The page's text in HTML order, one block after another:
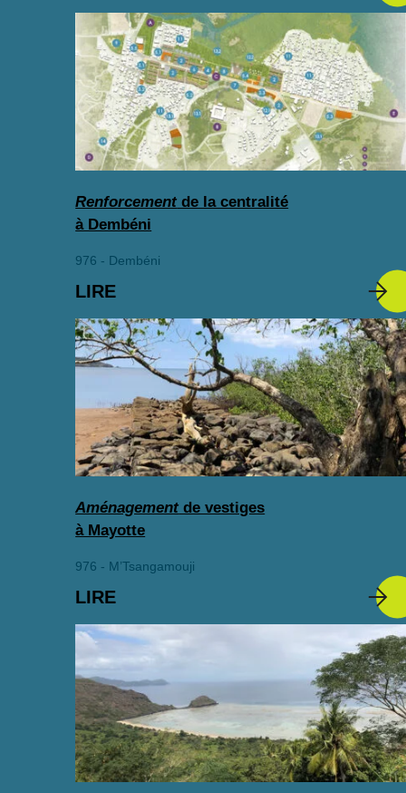
Renforcement de la centralité
à Dembéni
976 - Dembéni
LIRE
Aménagement de vestiges
à Mayotte
976 - M’Tsangamouji
LIRE